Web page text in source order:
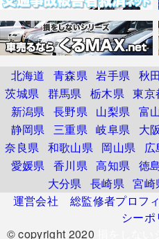
北海道 青森県 岩手県 秋
茨城県
群馬県 栃木県 東京
新潟県
長野県 山梨県 富
静岡県
三重県 岐阜県 大
奈良県
和歌山県 岡山県 広
愛媛県
香川県 高知県 徳
大分県
長崎県 宮崎
運営会社
総監修者プロフ
シー
© copyright 2020